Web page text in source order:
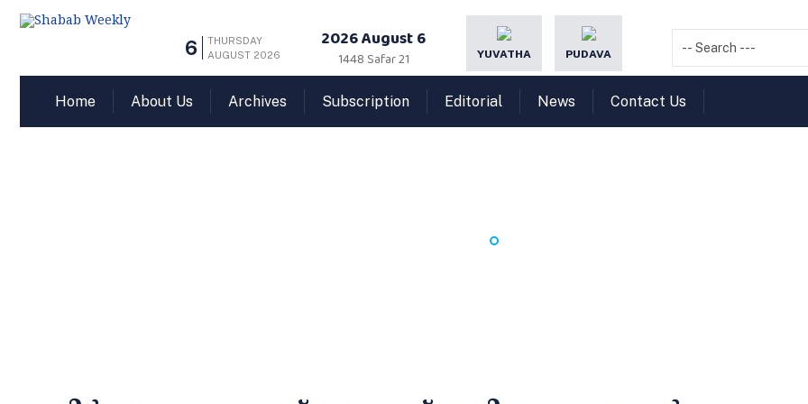
6
THURSDAY
AUGUST 2026
2026 August 6
1448 Safar 21 YUVATHA PUDAVA
Home About Us Archives Subscription Editorial News Contact Us